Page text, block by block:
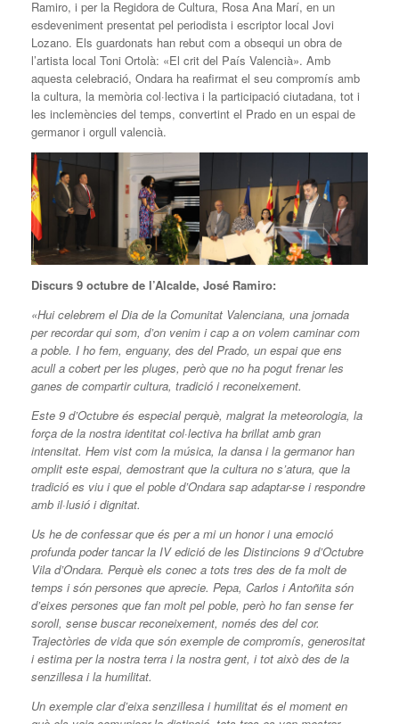
Ramiro, i per la Regidora de Cultura, Rosa Ana Marí, en un
esdeveniment presentat pel periodista i escriptor local Jovi
Lozano. Els guardonats han rebut com a obsequi un obra de
l’artista local Toni Ortolà: «El crit del País Valencià». Amb
aquesta celebració, Ondara ha reafirmat el seu compromís amb
la cultura, la memòria col·lectiva i la participació ciutadana, tot i
les inclemències del temps, convertint el Prado en un espai de
germanor i orgull valencià.
Discurs 9 octubre de l’Alcalde, José Ramiro:
«Hui celebrem el Dia de la Comunitat Valenciana, una jornada
per recordar qui som, d’on venim i cap a on volem caminar com
a poble. I ho fem, enguany, des del Prado, un espai que ens
acull a cobert per les pluges, però que no ha pogut frenar les
ganes de compartir cultura, tradició i reconeixement.
Este 9 d’Octubre és especial perquè, malgrat la meteorologia, la
força de la nostra identitat col·lectiva ha brillat amb gran
intensitat. Hem vist com la música, la dansa i la germanor han
omplit este espai, demostrant que la cultura no s’atura, que la
tradició es viu i que el poble d’Ondara sap adaptar-se i respondre
amb il·lusió i dignitat.
Us he de confessar que és per a mi un honor i una emoció
profunda poder tancar la IV edició de les Distincions 9 d’Octubre
Vila d’Ondara. Perquè els conec a tots tres des de fa molt de
temps i són persones que aprecie. Pepa, Carlos i Antoñita són
d’eixes persones que fan molt pel poble, però ho fan sense fer
soroll, sense buscar reconeixement, només des del cor.
Trajectòries de vida que són exemple de compromís, generositat
i estima per la nostra terra i la nostra gent, i tot això des de la
senzillesa i la humilitat.
Un exemple clar d’eixa senzillesa i humilitat és el moment en